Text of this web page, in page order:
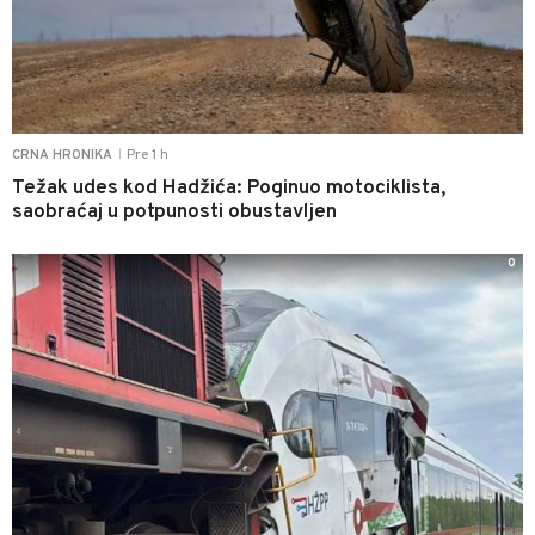
CRNA HRONIKA Pre 1 h
Težak udes kod Hadžića: Poginuo motociklista,
saobraćaj u potpunosti obustavljen
0